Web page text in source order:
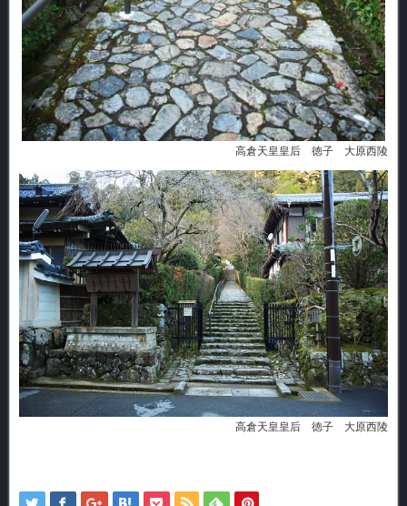
高倉天皇皇后 徳子 大原西陵
高倉天皇皇后 徳子 大原西陵